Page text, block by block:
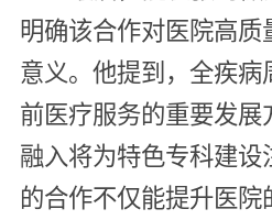
明确该合作对医院高质
意义。他提到，全疾病
前医疗服务的重要发
融入将为特色专科建设
的合作不仅能提升医院